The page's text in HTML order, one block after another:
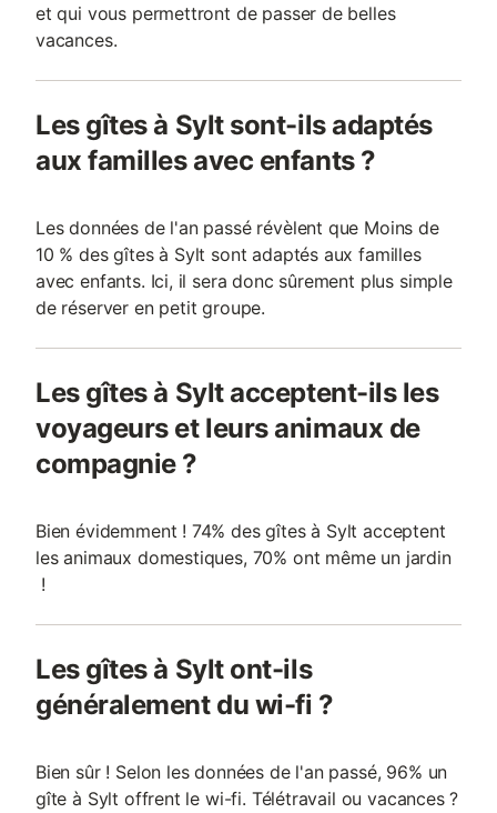
et qui vous permettront de passer de belles
vacances.
Les gîtes à Sylt sont-ils adaptés
aux familles avec enfants ?
Les données de l'an passé révèlent que Moins de
10 % des gîtes à Sylt sont adaptés aux familles
avec enfants. Ici, il sera donc sûrement plus simple
de réserver en petit groupe.
Les gîtes à Sylt acceptent-ils les
voyageurs et leurs animaux de
compagnie ?
Bien évidemment ! 74% des gîtes à Sylt acceptent
les animaux domestiques, 70% ont même un jardin
!
Les gîtes à Sylt ont-ils
généralement du wi-fi ?
Bien sûr ! Selon les données de l'an passé, 96% un
gîte à Sylt offrent le wi-fi. Télétravail ou vacances ?